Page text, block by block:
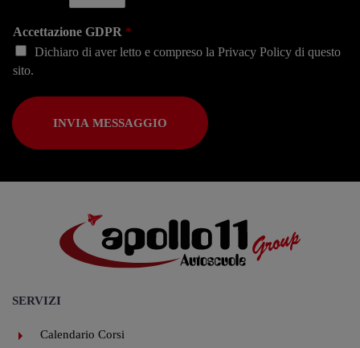
Accettazione GDPR *
Dichiaro di aver letto e compreso la Privacy Policy di questo
sito.
INVIA MESSAGGIO
SERVIZI
Calendario Corsi